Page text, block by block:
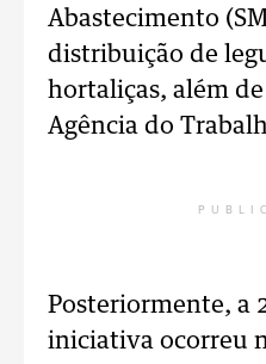
Abastecimento
distribuição de
hortaliças, além
Agência do
Posteriormente, a
iniciativa ocorreu